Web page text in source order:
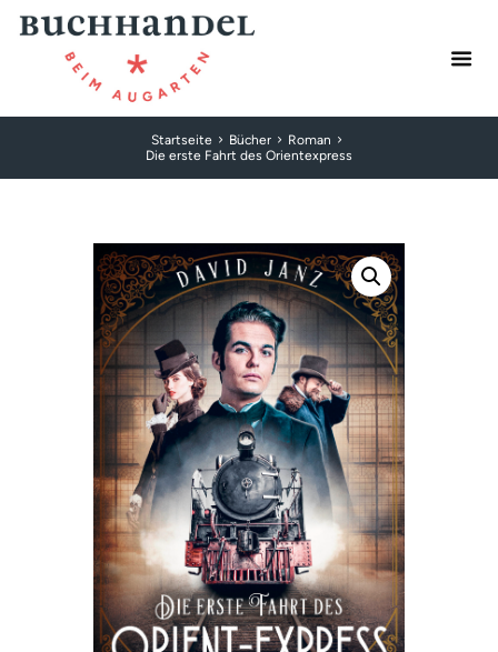
Startseite Bücher
Roman
Die erste Fahrt des Orientexpress